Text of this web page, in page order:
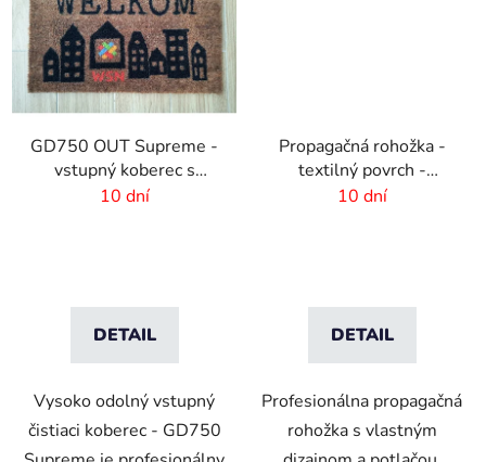
GD750 OUT Supreme -
vstupný koberec s
vlastnou potlačou
10 dní
DETAIL
Vysoko odolný vstupný
čistiaci koberec - GD750
Propagačná rohožka -
textilný povrch -
85x120 cm
10 dní
DETAIL
Profesionálna propagačná
rohožka s vlastným